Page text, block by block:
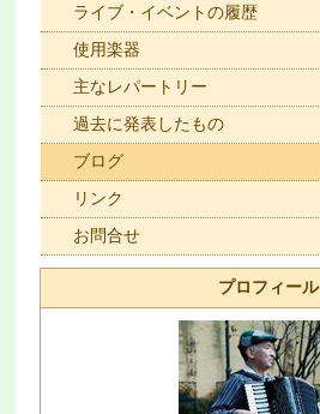
ライブ・イベントの履歴
使用楽器
主なレパートリー
過去に発表したもの
ブログ
リンク
お問合せ
プロフィール